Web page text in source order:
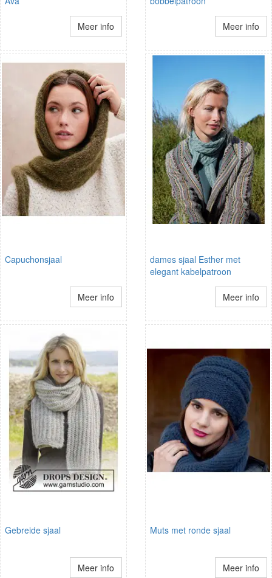
Meer info Meer info
Capuchonsjaal
Meer info
dames sjaal Esther met
elegant kabelpatroon
Meer info
Gebreide sjaal
Meer info
Muts met ronde sjaal
Meer info